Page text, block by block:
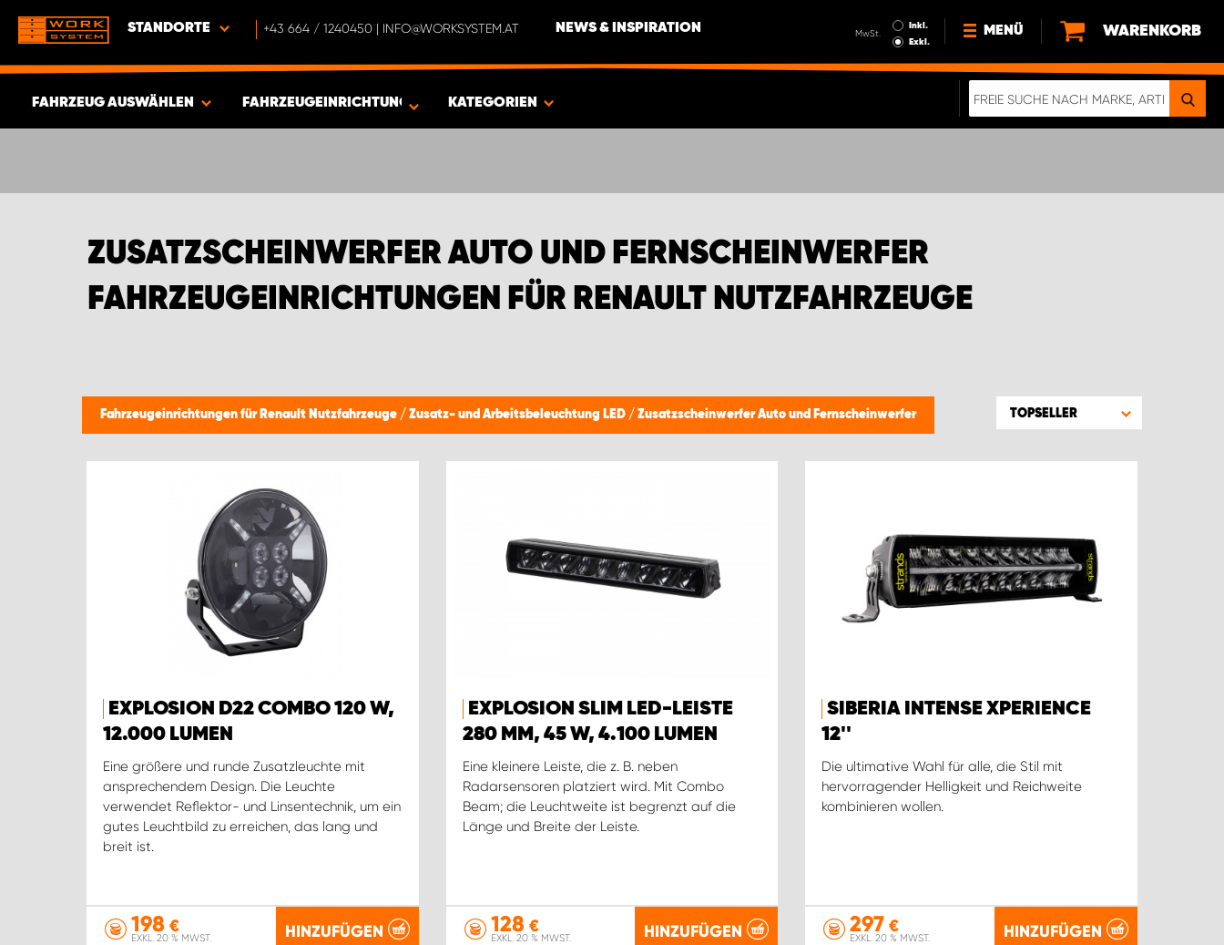
STANDORTE +43 664 / 1240450 | INFO@WORKSYSTEM.AT NEWS & INSPIRATION MwSt.
Inkl.
Exkl.
MENÜ
NEWS
WARENKORB
FAHRZEUG AUSWÄHLEN
ARTIKEL
FAHRZEUGEINRICHTUNGEN FÜR RENAULT NUTZFAHRZEUGE
KATEGORIEN
ZUSATZSCHEINWERFER AUTO UND FERNSCHEINWERFER
FAHRZEUGEINRICHTUNGEN FÜR RENAULT NUTZFAHRZEUGE
Fahrzeugeinrichtungen für Renault Nutzfahrzeuge / Zusatz- und Arbeitsbeleuchtung LED / Zusatzscheinwerfer Auto und Fernscheinwerfer TOPSELLER
EXPLOSION D22 COMBO 120 W,
12.000 LUMEN
Eine größere und runde Zusatzleuchte mit
ansprechendem Design. Die Leuchte
verwendet Reflektor- und Linsentechnik, um ein
gutes Leuchtbild zu erreichen, das lang und
breit ist.
198 €
EXKL. 20 % MWST. HINZUFÜGEN
EXPLOSION SLIM LED-LEISTE
280 MM, 45 W, 4.100 LUMEN
Eine kleinere Leiste, die z. B. neben
Radarsensoren platziert wird. Mit Combo
Beam; die Leuchtweite ist begrenzt auf die
Länge und Breite der Leiste.
128 €
EXKL. 20 % MWST. HINZUFÜGEN
SIBERIA INTENSE XPERIENCE
12''
Die ultimative Wahl für alle, die Stil mit
hervorragender Helligkeit und Reichweite
kombinieren wollen.
297 €
EXKL. 20 % MWST. HINZUFÜGEN